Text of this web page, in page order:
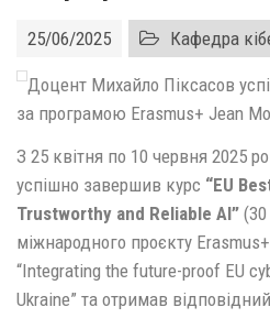
25/06/2025 Кафедра
Доцент Михайло Піксасов
за програмою Erasmus+ Jean
З 25 квітня по 10 червня 2025
успішно завершив курс “EU
Trustworthy and Reliable AI”
міжнародного проєкту
“Integrating the future-proof EU
Ukraine” та отримав